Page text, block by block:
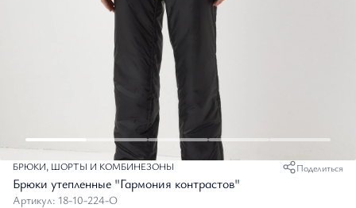
БРЮКИ, ШОРТЫ И КОМБИНЕЗОНЫ
Брюки утепленные "Гармония контрастов"
Поделиться
Артикул: 18-10-224-О